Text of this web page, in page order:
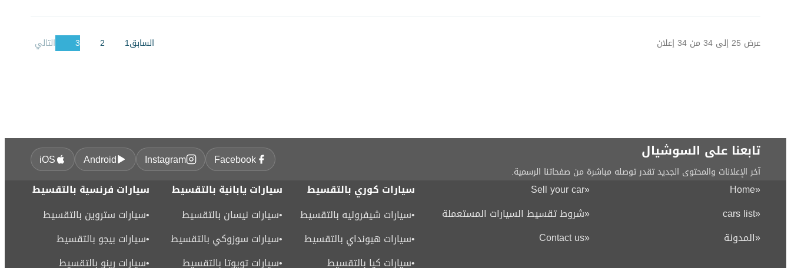
عرض 25 إلى 34 من 34 إعلان السابق1
2
3 التالي
تابعنا على السوشيال
آخر الإعلانات والمحتوى الجديد تقدر توصله مباشرة من صفحاتنا الرسمية.
Facebook
Instagram
Android
iOS
«
Home
«
cars list
«المدونة
«
Sell your car
«شروط تقسيط السيارات المستعملة
«
Contact us
سيارات كوري بالتقسيط
•سيارات شيفروليه بالتقسيط
•سيارات هيونداي بالتقسيط
•سيارات كيا بالتقسيط
سيارات يابانية بالتقسيط
•سيارات نيسان بالتقسيط
•سيارات سوزوكي بالتقسيط
•سيارات تويوتا بالتقسيط
سيارات فرنسية بالتقسيط
•سيارات ستروين بالتقسيط
•سيارات بيجو بالتقسيط
•سيارات رينو بالتقسيط